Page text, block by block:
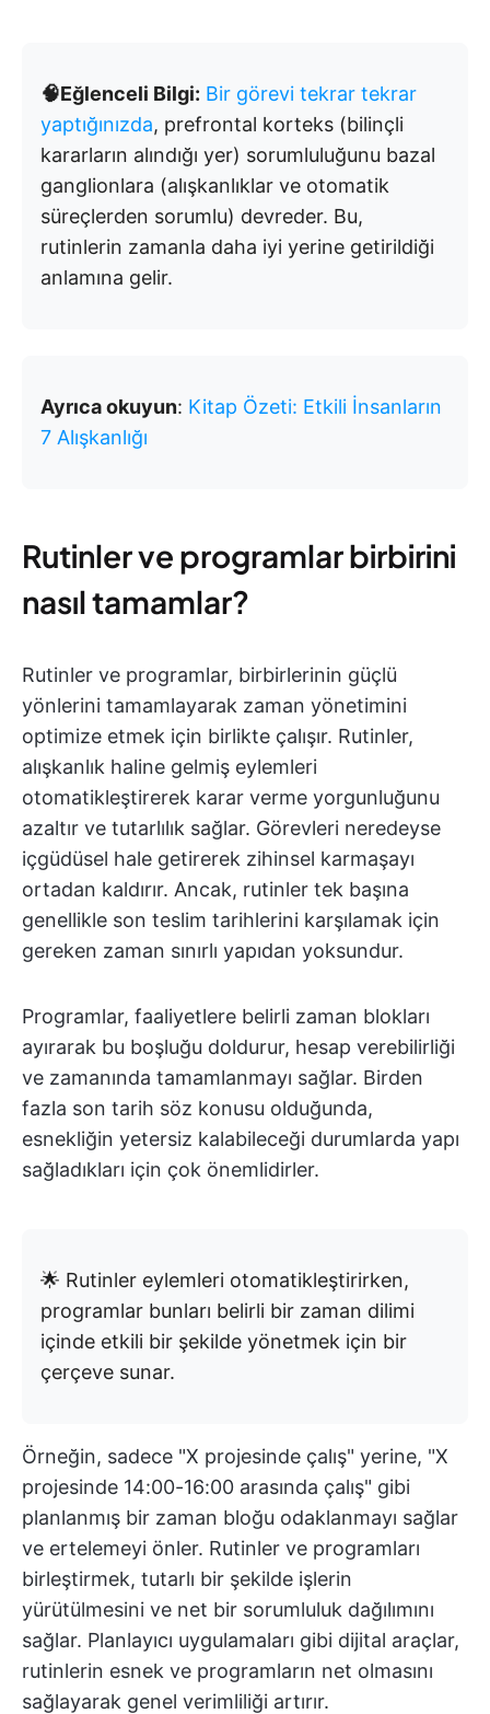
🧠Eğlenceli Bilgi: Bir görevi tekrar tekrar
yaptığınızda, prefrontal korteks (bilinçli
kararların alındığı yer) sorumluluğunu bazal
ganglionlara (alışkanlıklar ve otomatik
süreçlerden sorumlu) devreder. Bu,
rutinlerin zamanla daha iyi yerine getirildiği
anlamına gelir.
Ayrıca okuyun: Kitap Özeti: Etkili İnsanların
7 Alışkanlığı
Rutinler ve programlar birbirini
nasıl tamamlar?
Rutinler ve programlar, birbirlerinin güçlü
yönlerini tamamlayarak zaman yönetimini
optimize etmek için birlikte çalışır. Rutinler,
alışkanlık haline gelmiş eylemleri
otomatikleştirerek karar verme yorgunluğunu
azaltır ve tutarlılık sağlar. Görevleri neredeyse
içgüdüsel hale getirerek zihinsel karmaşayı
ortadan kaldırır. Ancak, rutinler tek başına
genellikle son teslim tarihlerini karşılamak için
gereken zaman sınırlı yapıdan yoksundur.
Programlar, faaliyetlere belirli zaman blokları
ayırarak bu boşluğu doldurur, hesap verebilirliği
ve zamanında tamamlanmayı sağlar. Birden
fazla son tarih söz konusu olduğunda,
esnekliğin yetersiz kalabileceği durumlarda yapı
sağladıkları için çok önemlidirler.
🌟 Rutinler eylemleri otomatikleştirirken,
programlar bunları belirli bir zaman dilimi
içinde etkili bir şekilde yönetmek için bir
çerçeve sunar.
Örneğin, sadece "X projesinde çalış" yerine, "X
projesinde 14:00-16:00 arasında çalış" gibi
planlanmış bir zaman bloğu odaklanmayı sağlar
ve ertelemeyi önler. Rutinler ve programları
birleştirmek, tutarlı bir şekilde işlerin
yürütülmesini ve net bir sorumluluk dağılımını
sağlar. Planlayıcı uygulamaları gibi dijital araçlar,
rutinlerin esnek ve programların net olmasını
sağlayarak genel verimliliği artırır.